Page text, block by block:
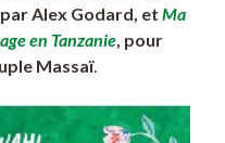
Alex Godard, et Ma
en Tanzanie, pour
Massaï.